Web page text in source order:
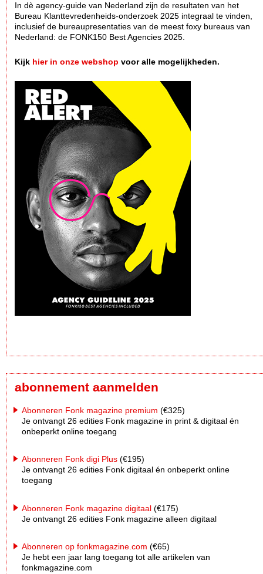
In dè agency-guide van Nederland zijn de resultaten van het
Bureau Klanttevredenheids-onderzoek 2025 integraal te vinden,
inclusief de bureaupresentaties van de meest foxy bureaus van
Nederland: de FONK150 Best Agencies 2025.
Kijk hier in onze webshop voor alle mogelijkheden.
abonnement aanmelden
Abonneren Fonk magazine premium (€325)
Je ontvangt 26 edities Fonk magazine in print & digitaal én
onbeperkt online toegang
Abonneren Fonk digi Plus (€195)
Je ontvangt 26 edities Fonk digitaal én onbeperkt online
toegang
Abonneren Fonk magazine digitaal (€175)
Je ontvangt 26 edities Fonk magazine alleen digitaal
Abonneren op fonkmagazine.com (€65)
Je hebt een jaar lang toegang tot alle artikelen van
fonkmagazine.com